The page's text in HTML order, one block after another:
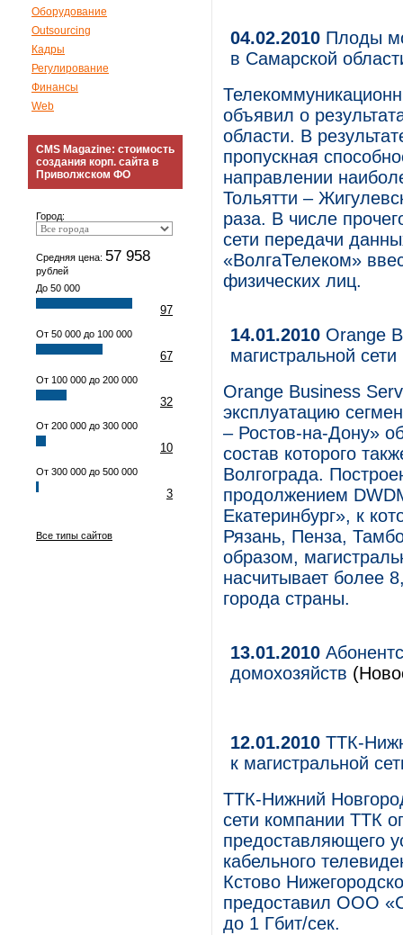
Оборудование
Outsourcing
Кадры
Регулирование
Финансы
Web
CMS Magazine: стоимость
создания корп. сайта в
Приволжском ФО
Город:
Средняя цена: 57 958
рублей
До 50 000
97
От 50 000 до 100 000
67
От 100 000 до 200 000
32
От 200 000 до 300 000
10
От 300 000 до 500 000
3
Все типы сайтов
04.02.2010 Плоды
в Самарской
объявил о
области. В
пропускная
направлении
Тольятти –
раза. В числе
сети передачи
«ВолгаТелеком»
физических лиц.
14.01.2010 Orange
магистральной
Orange Business
эксплуатацию
– Ростов-на-Дону»
состав которого
Волгограда.
продолжением
Екатеринбург», к
Рязань, Пенза,
образом,
насчитывает более
города страны.
13.01.2010
домохозяйств
12.01.2010 ТТК-
к магистральной
ТТК-Нижний
сети компании ТТК
предоставляющего
кабельного
Кстово
предоставил ООО
до 1 Гбит/сек.